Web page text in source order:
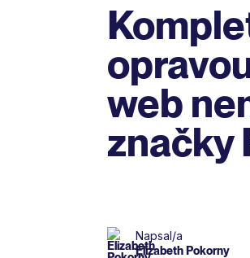
web
značky
Napsal/a
Elizabeth Pokorny